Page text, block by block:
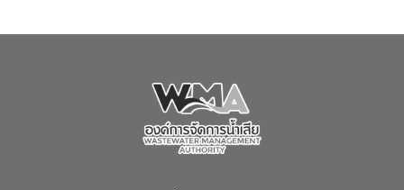
ในครั้งนี้เป็นการดึงจุดแข็งและความ
(อจน.) มาผสานกับประสบการณ์และ
เทคโนโลยีโครงข่ายน้ำครบวงจรในพื้นที่ EEC
ของอีสท์ วอเตอร์ เพื่อร่วมกันศึกษา
เทคโนโลยีการปรับปรุงคุณภาพน้ำ (Water
Reuse) และพัฒนารูปแบบการดำเนินงาน